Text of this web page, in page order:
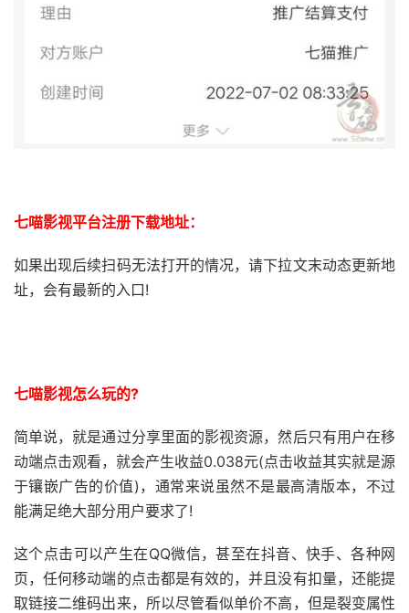
七喵影视平台注册下载地址：
如果出现后续扫码无法打开的情况，请下拉文末动态更新地
址，会有最新的入口!
七喵影视怎么玩的?
简单说，就是通过分享里面的影视资源，然后只有用户在移
动端点击观看，就会产生收益0.038元(点击收益其实就是源
于镶嵌广告的价值)，通常来说虽然不是最高清版本，不过
能满足绝大部分用户要求了!
这个点击可以产生在QQ微信，甚至在抖音、快手、各种网
页，任何移动端的点击都是有效的，并且没有扣量，还能提
取链接二维码出来，所以尽管看似单价不高，但是裂变属性